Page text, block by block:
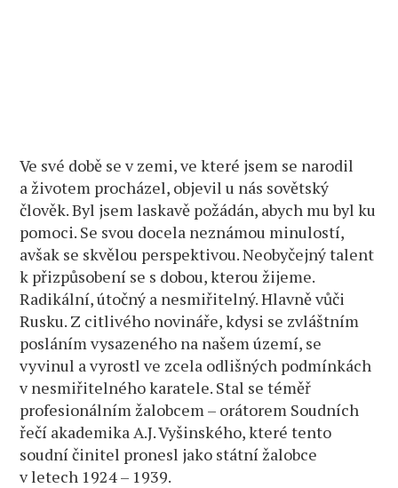
Ve své době se v zemi, ve které jsem se narodil
a životem procházel, objevil u nás sovětský
člověk. Byl jsem laskavě požádán, abych mu byl ku
pomoci. Se svou docela neznámou minulostí,
avšak se skvělou perspektivou. Neobyčejný talent
k přizpůsobení se s dobou, kterou žijeme.
Radikální, útočný a nesmiřitelný. Hlavně vůči
Rusku. Z citlivého novináře, kdysi se zvláštním
posláním vysazeného na našem území, se
vyvinul a vyrostl ve zcela odlišných podmínkách
v nesmiřitelného karatele. Stal se téměř
profesionálním žalobcem – orátorem Soudních
řečí akademika A.J. Vyšinského, které tento
soudní činitel pronesl jako státní žalobce
v letech 1924 – 1939.